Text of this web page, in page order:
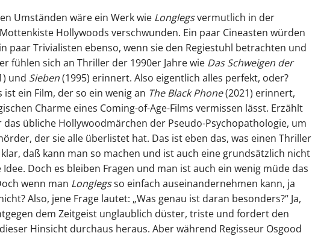
Umständen wäre ein Werk wie Longlegsvermutlich in der
Hollywoods verschwunden. Ein paar Cineasten würden
paar Trivialisten ebenso, wenn sie den Regiestuhl betrachten und
fühlen sich an Thriller der 1990er Jahre wie Das Schweigen der
und Sieben(1995) erinnert. Also eigentlich alles perfekt, oder?
ist ein Film, der so ein wenig an The Black Phone(2021) erinnert,
Charme eines Coming-of-Age-Films vermissen lässt. Erzählt
übliche Hollywoodmärchen der Pseudo-Psychopathologie, um
der sie alle überlistet hat. Das ist eben das, was einen Thriller
daß kann man so machen und ist auch eine grundsätzlich nicht
Doch es bleiben Fragen und man ist auch ein wenig müde das
wenn man Longlegsso einfach auseinandernehmen kann, ja
Also, jene Frage lautet: „Was genau ist daran besonders?“ Ja,
dem Zeitgeist unglaublich düster, triste und fordert den
Hinsicht durchaus heraus. Aber während Regisseur Osgood